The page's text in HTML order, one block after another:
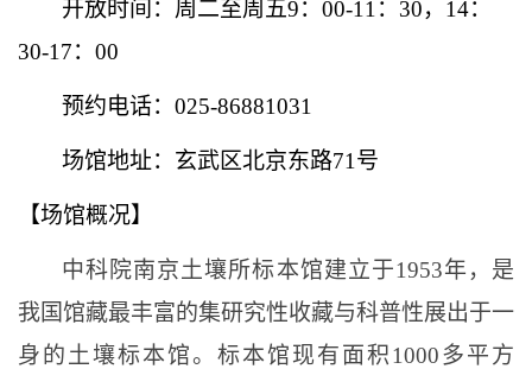
开放时间：周二至周五9：00-11：30，14：
30-17：00
预约电话： 025-86881031
场馆地址：玄武区北京东路71号
【场馆概况】
中科院南京土壤所标本馆建立于1953年，是
我国馆藏最丰富的集研究性收藏与科普性展出于一
身的土壤标本馆。标本馆现有面积1000多平方